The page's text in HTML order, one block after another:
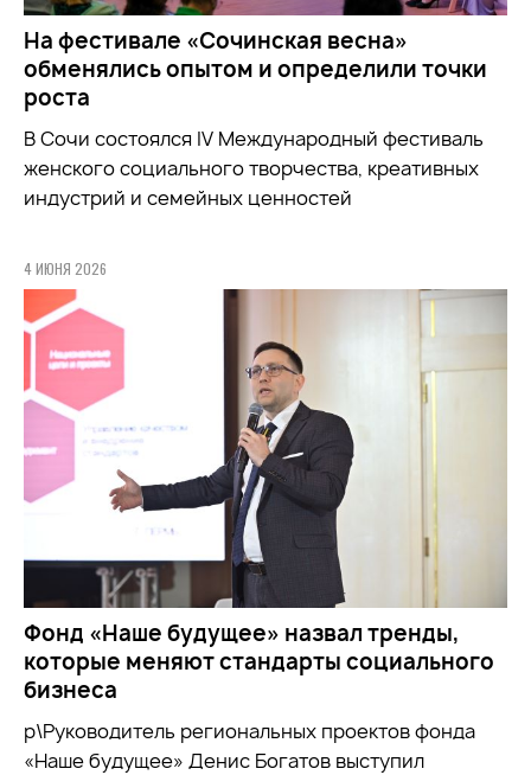
На фестивале «Сочинская весна»
обменялись опытом и определили точки
роста
В Сочи состоялся IV Международный фестиваль
женского социального творчества, креативных
индустрий и семейных ценностей
4 ИЮНЯ 2026
Фонд «Наше будущее» назвал тренды,
которые меняют стандарты социального
бизнеса
р\Руководитель региональных проектов фонда
«Наше будущее» Денис Богатов выступил